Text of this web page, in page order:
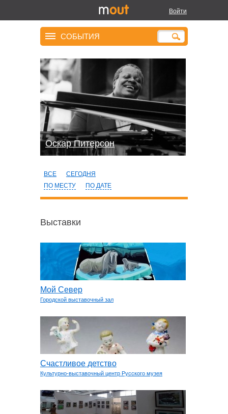
Войти
СОБЫТИЯ
Оскар Питерсон
ВСЕ
СЕГОДНЯ
ПО МЕСТУ
ПО ДАТЕ
Выставки
Мой Север
Городской выставочный зал
Счастливое детство
Культурно-выставочный центр Русского музея